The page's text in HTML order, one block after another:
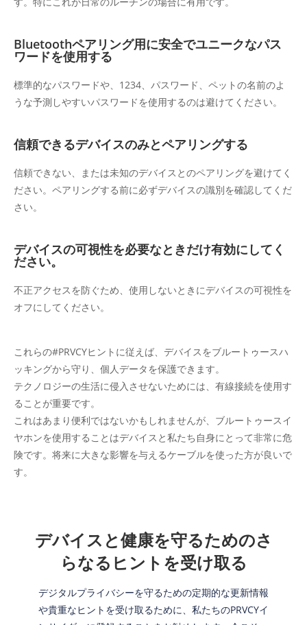
Bluetoothペアリング用に安全でユニークなパス
ワードを使用する
標準的なパスワードや、1234、パスワード、ペットの名前のよ
うな予測しやすいパスワードを使用するのは避けてください。
信頼できるデバイスのみとペアリングする
信頼できない、または未知のデバイスとのペアリングを避けてく
ださい。ペアリングする前に必ずデバイスの識別を確認してくだ
さい。
デバイスの可視性を必要なときだけ有効にしてく
ださい。
不正アクセスを防ぐため、使用しないときにデバイスの可視性を
オフにしてください。
これらの#PRVCYヒントに従えば、デバイスをブルートゥースハ
ッキングから守り、個人データを保護できます。
テクノロジーの生活に侵入させないためには、有線接続を使用す
ることが重要です。
これはあまり便利ではないかもしれませんが、ブルートゥースイ
ヤホンを使用することはデバイスと私たち自身にとって非常に危
険です。将来に大きな影響を与えるケーブルを使った方が良いで
す。
デバイスと健康を守るためのさ
らなるヒントを受け取る
デジタルプライバシーを守るための定期的な更新情報
や貴重なヒントを受け取るために、私たちのPRVCYイ